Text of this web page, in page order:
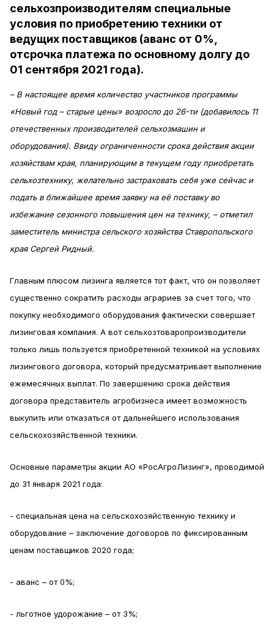
сельхозпроизводителям специальные
условия по приобретению техники от
ведущих поставщиков (аванс от 0%,
отсрочка платежа по основному долгу до
01 сентября 2021 года).
– В настоящее время количество участников программы
«Новый год – старые цены» возросло до 26-ти (добавилось 11
отечественных производителей сельхозмашин и
оборудования). Ввиду ограниченности срока действия акции
хозяйствам края, планирующим в текущем году приобретать
сельхозтехнику, желательно застраховать себя уже сейчас и
подать в ближайшее время заявку на её поставку во
избежание сезонного повышения цен на технику, – отметил
заместитель министра сельского хозяйства Ставропольского
края Сергей Ридный.
Главным плюсом лизинга является тот факт, что он позволяет
существенно сократить расходы аграриев за счет того, что
покупку необходимого оборудования фактически совершает
лизинговая компания. А вот сельхозтоваропроизводители
только лишь пользуется приобретенной техникой на условиях
лизингового договора, который предусматривает выполнение
ежемесячных выплат. По завершению срока действия
договора представитель агробизнеса имеет возможность
выкупить или отказаться от дальнейшего использования
сельскохозяйственной техники.
Основные параметры акции АО «РосАгроЛизинг», проводимой
до 31 января 2021 года:
- специальная цена на сельскохозяйственную технику и
оборудование – заключение договоров по фиксированным
ценам поставщиков 2020 года;
- аванс – от 0%;
- льготное удорожание – от 3%;